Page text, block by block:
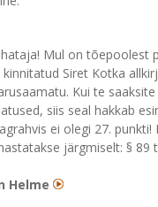
Mul on tõepoolest
Siret Kotka
Kui te
siis seal hakkab
ei olegi 27.
järgmiselt: § 89
Helme